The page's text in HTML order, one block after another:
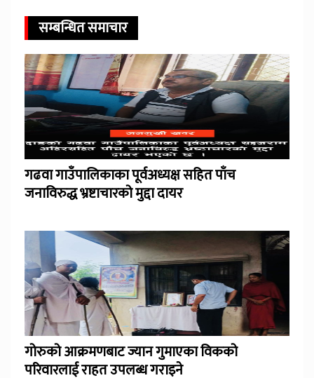
सम्बन्धित समाचार
गढवा गाउँपालिकाका पूर्वअध्यक्ष सहित पाँच
जनाविरुद्ध भ्रष्टाचारको मुद्दा दायर
गोरुको आक्रमणबाट ज्यान गुमाएका विकको
परिवारलाई राहत उपलब्ध गराइने